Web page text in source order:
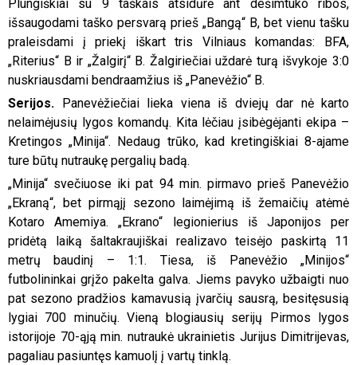
Plungiškiai su 9 taškais atsidūrė ant dešimtuko ribos,
išsaugodami taško persvarą prieš „Bangą“ B, bet vienu tašku
praleisdami į priekį iškart tris Vilniaus komandas: BFA,
„Riterius“ B ir „Žalgirį“ B. Žalgiriečiai uždarė turą išvykoje 3:0
nuskriausdami bendraamžius iš „Panevėžio“ B.
Serijos. Panevėžiečiai lieka viena iš dviejų dar nė karto
nelaimėjusių lygos komandų. Kita lėčiau įsibėgėjanti ekipa –
Kretingos „Minija“. Nedaug trūko, kad kretingiškiai 8-ajame
ture būtų nutraukę pergalių badą.
„Minija“ svečiuose iki pat 94 min. pirmavo prieš Panevėžio
„Ekraną“, bet pirmąjį sezono laimėjimą iš žemaičių atėmė
Kotaro Amemiya. „Ekrano“ legionierius iš Japonijos per
pridėtą laiką šaltakraujiškai realizavo teisėjo paskirtą 11
metrų baudinį – 1:1. Tiesa, iš Panevėžio „Minijos“
futbolininkai grįžo pakelta galva. Jiems pavyko užbaigti nuo
pat sezono pradžios kamavusią įvarčių sausrą, besitęsusią
lygiai 700 minučių. Vieną blogiausių serijų Pirmos lygos
istorijoje 70-ąją min. nutraukė ukrainietis Jurijus Dimitrijevas,
pagaliau pasiuntęs kamuolį į vartų tinklą.